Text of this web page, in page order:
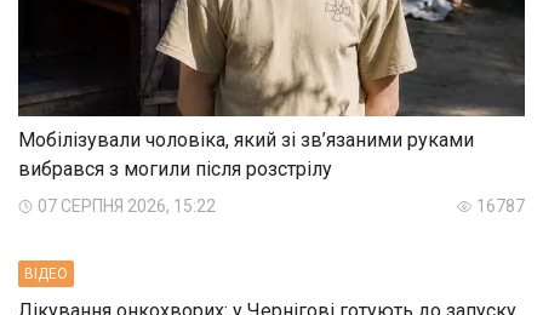
Мобілізували чоловіка, який зі зв’язаними руками
вибрався з могили після розстрілу
07 СЕРПНЯ 2026, 15:22 16787
ВIДЕО